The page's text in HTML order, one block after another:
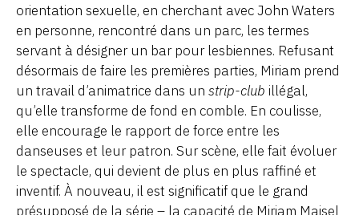
orientation sexuelle, en cherchant avec John Waters
en personne, rencontré dans un parc, les termes
servant à désigner un bar pour lesbiennes. Refusant
désormais de faire les premières parties, Miriam prend
un travail d’animatrice dans un strip-club illégal,
qu’elle transforme de fond en comble. En coulisse,
elle encourage le rapport de force entre les
danseuses et leur patron. Sur scène, elle fait évoluer
le spectacle, qui devient de plus en plus raffiné et
inventif. À nouveau, il est significatif que le grand
présupposé de la série – la capacité de Miriam Maisel